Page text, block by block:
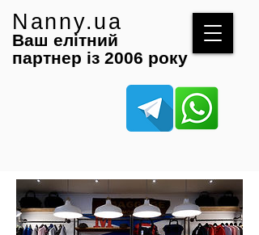
Nanny.ua
Ваш елітний
партнер із 2006 року